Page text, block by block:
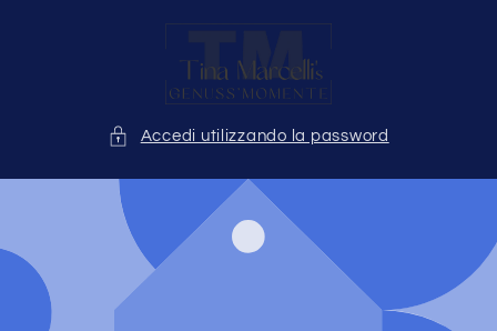
Accedi utilizzando la password